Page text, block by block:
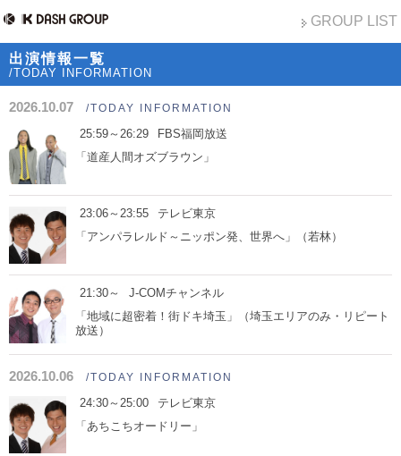
GROUP LIST
出演情報一覧
/TODAY INFORMATION
2026.10.07 /TODAY INFORMATION
25:59～26:29
FBS福岡放送
「道産人間オズブラウン」
23:06～23:55
テレビ東京
「アンパラレルド～ニッポン発、世界へ」（若林）
21:30～
J-COMチャンネル
「地域に超密着！街ドキ埼玉」（埼玉エリアのみ・リピート
放送）
2026.10.06 /TODAY INFORMATION
24:30～25:00
テレビ東京
「あちこちオードリー」